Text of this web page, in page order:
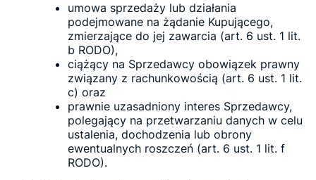
umowa sprzedaży lub działania
podejmowane na żądanie Kupującego,
zmierzające do jej zawarcia (art. 6 ust. 1 lit.
b RODO),
ciążący na Sprzedawcy obowiązek prawny
związany z rachunkowością (art. 6 ust. 1 lit.
c) oraz
prawnie uzasadniony interes Sprzedawcy,
polegający na przetwarzaniu danych w celu
ustalenia, dochodzenia lub obrony
ewentualnych roszczeń (art. 6 ust. 1 lit. f
RODO).